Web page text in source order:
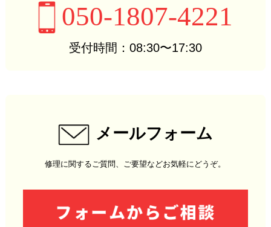
050-1807-4221
受付時間：08:30〜17:30
メールフォーム
修理に関するご質問、ご要望などお気軽にどうぞ。